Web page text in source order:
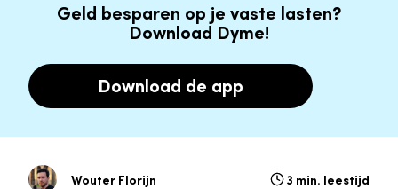
Geld besparen op je vaste lasten?
Download Dyme!
Download de app
Wouter Florijn 3 min. leestijd